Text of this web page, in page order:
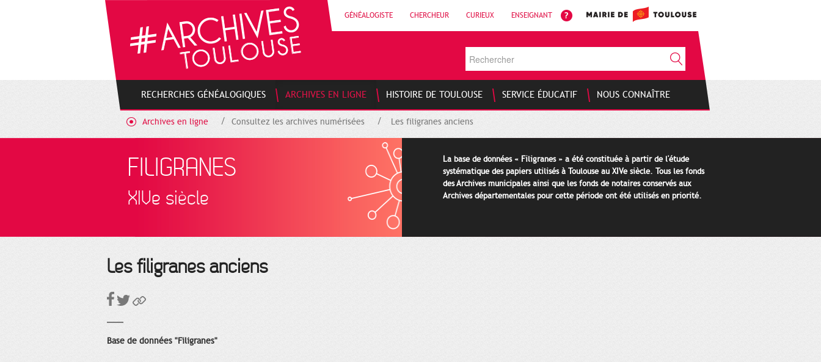
GÉNÉALOGISTE CHERCHEUR CURIEUX ENSEIGNANT
RECHERCHES GÉNÉALOGIQUES ARCHIVES EN LIGNE HISTOIRE DE TOULOUSE SERVICE ÉDUCATIF NOUS CONNAÎTRE
Archives en ligne Consultez les archives numérisées Les filigranes anciens
FILIGRANES
XIVe siècle
La base de données « Filigranes » a été constituée à partir de l'étude
systématique des papiers utilisés à Toulouse au XIVe siècle. Tous les fonds
des Archives municipales ainsi que les fonds de notaires conservés aux
Archives départementales pour cette période ont été utilisés en priorité.
Les filigranes anciens
Base de données "Filigranes"
Gestion de vos préférences sur les cookies